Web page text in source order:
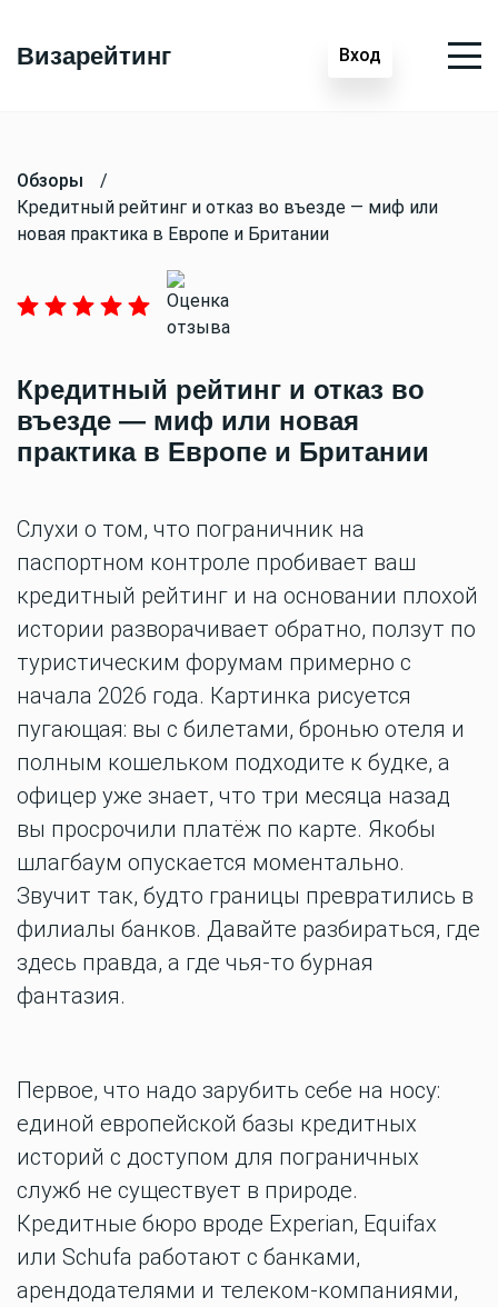
Визарейтинг Вход
Обзоры
/
Кредитный рейтинг и отказ во въезде — миф или
новая практика в Европе и Британии
Кредитный рейтинг и отказ во
въезде — миф или новая
практика в Европе и Британии
Слухи о том, что пограничник на
паспортном контроле пробивает ваш
кредитный рейтинг и на основании плохой
истории разворачивает обратно, ползут по
туристическим форумам примерно с
начала 2026 года. Картинка рисуется
пугающая: вы с билетами, бронью отеля и
полным кошельком подходите к будке, а
офицер уже знает, что три месяца назад
вы просрочили платёж по карте. Якобы
шлагбаум опускается моментально.
Звучит так, будто границы превратились в
филиалы банков. Давайте разбираться, где
здесь правда, а где чья-то бурная
фантазия.
Первое, что надо зарубить себе на носу:
единой европейской базы кредитных
историй с доступом для пограничных
служб не существует в природе.
Кредитные бюро вроде Experian, Equifax
или Schufa работают с банками,
арендодателями и телеком-компаниями,